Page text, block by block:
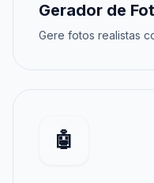
Gerador de
Gere fotos realistas
🤖